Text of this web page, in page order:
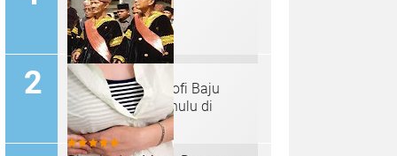
Makna dan Filosofi Baju
Kebesaran Panghulu di
Minangkabau